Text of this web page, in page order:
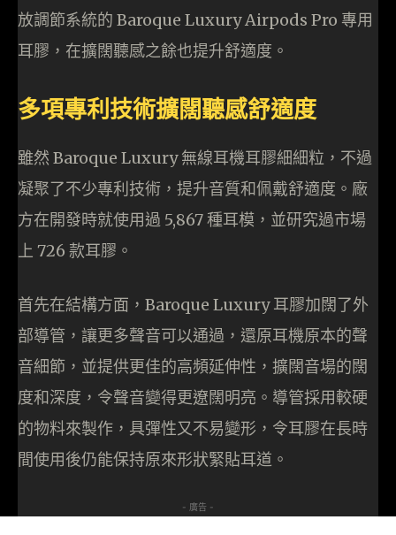
放調節系統的 Baroque Luxury Airpods Pro 專用
耳膠，在擴闊聽感之餘也提升舒適度。
多項專利技術擴闊聽感舒適度
雖然 Baroque Luxury 無線耳機耳膠細細粒，不過
凝聚了不少專利技術，提升音質和佩戴舒適度。廠
方在開發時就使用過 5,867 種耳模，並研究過市場
上 726 款耳膠。
首先在結構方面，Baroque Luxury 耳膠加闊了外
部導管，讓更多聲音可以通過，還原耳機原本的聲
音細節，並提供更佳的高頻延伸性，擴闊音場的闊
度和深度，令聲音變得更遼闊明亮。導管採用較硬
的物料來製作，具彈性又不易變形，令耳膠在長時
間使用後仍能保持原來形狀緊貼耳道。
- 廣告 -